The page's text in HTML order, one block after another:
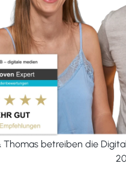
Thomas betreiben die